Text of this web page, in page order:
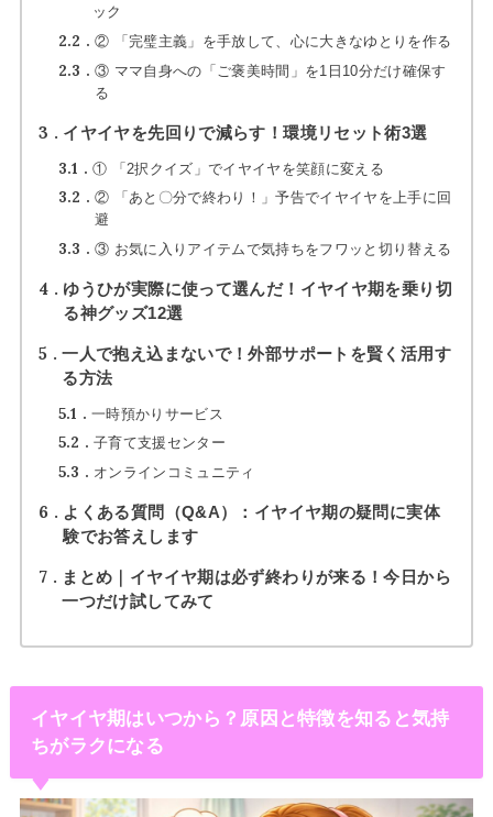
ック
2.2 ② 「完璧主義」を手放して、心に大きなゆとりを作る
2.3
③ ママ自身への「ご褒美時間」を1日10分だけ確保す
る
3 イヤイヤを先回りで減らす！環境リセット術3選
3.1 ① 「2択クイズ」でイヤイヤを笑顔に変える
3.2
② 「あと〇分で終わり！」予告でイヤイヤを上手に回
避
3.3 ③ お気に入りアイテムで気持ちをフワッと切り替える
4
ゆうひが実際に使って選んだ！イヤイヤ期を乗り切
る神グッズ12選
5
一人で抱え込まないで！外部サポートを賢く活用す
る方法
5.1 一時預かりサービス
5.2 子育て支援センター
5.3 オンラインコミュニティ
6
よくある質問（Q&A）：イヤイヤ期の疑問に実体
験でお答えします
7
まとめ｜イヤイヤ期は必ず終わりが来る！今日から
一つだけ試してみて
イヤイヤ期はいつから？原因と特徴を知ると気持
ちがラクになる